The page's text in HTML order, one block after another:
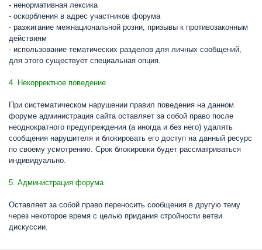
- ненормативная лексика
- оскорбления в адрес участников форума
- разжигание межнациональной розни, призывы к противозаконным
действиям
- использование тематических разделов для личных сообщений,
для этого существует специальная опция.
4. Некорректное поведение
При систематическом нарушении правил поведения на данном
форуме администрация сайта оставляет за собой право после
неоднократного предупреждения (а иногда и без него) удалять
сообщения нарушителя и блокировать его доступ на данный ресурс
по своему усмотрению. Срок блокировки будет рассматриваться
индивидуально.
5. Администрация форума
Оставляет за собой право переносить сообщения в другую тему
через некоторое время с целью придания стройности ветви
дискуссии.